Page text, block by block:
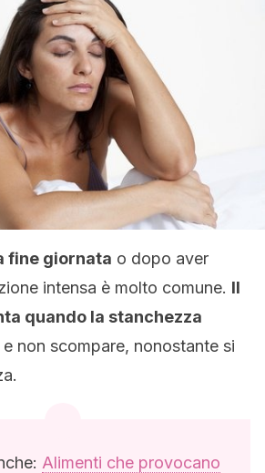
fine giornata o dopo aver
intensa è molto comune. Il
quando la stanchezza
e non scompare, nonostante si
Alimenti che provocano